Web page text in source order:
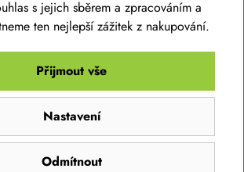
produktu
produktu a pomožte tak dalším
s jejich sběrem a zpracováním a
ten nejlepší zážitek z nakupování.
Odmítnout
Nastavení
Přijmout vše